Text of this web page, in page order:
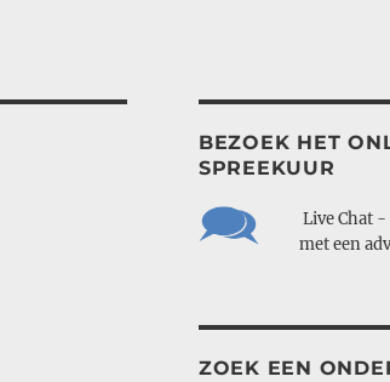
BEZOEK HET
SPREEKUUR
Live Chat -
met een
ZOEK EEN